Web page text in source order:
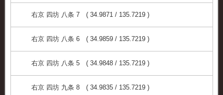
右京 四坊 八条 7 ( 34.9871 / 135.7219 )
右京 四坊 八条 6 ( 34.9859 / 135.7219 )
右京 四坊 八条 5 ( 34.9848 / 135.7219 )
右京 四坊 九条 8 ( 34.9835 / 135.7219 )